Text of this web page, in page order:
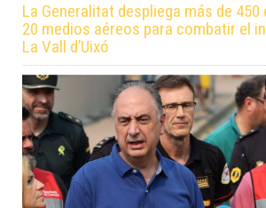
La Generalitat despliega más de
20 medios aéreos para combatir el
La Vall d’Uixó